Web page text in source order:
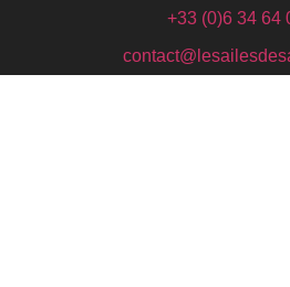
+33 (0)6 34 64